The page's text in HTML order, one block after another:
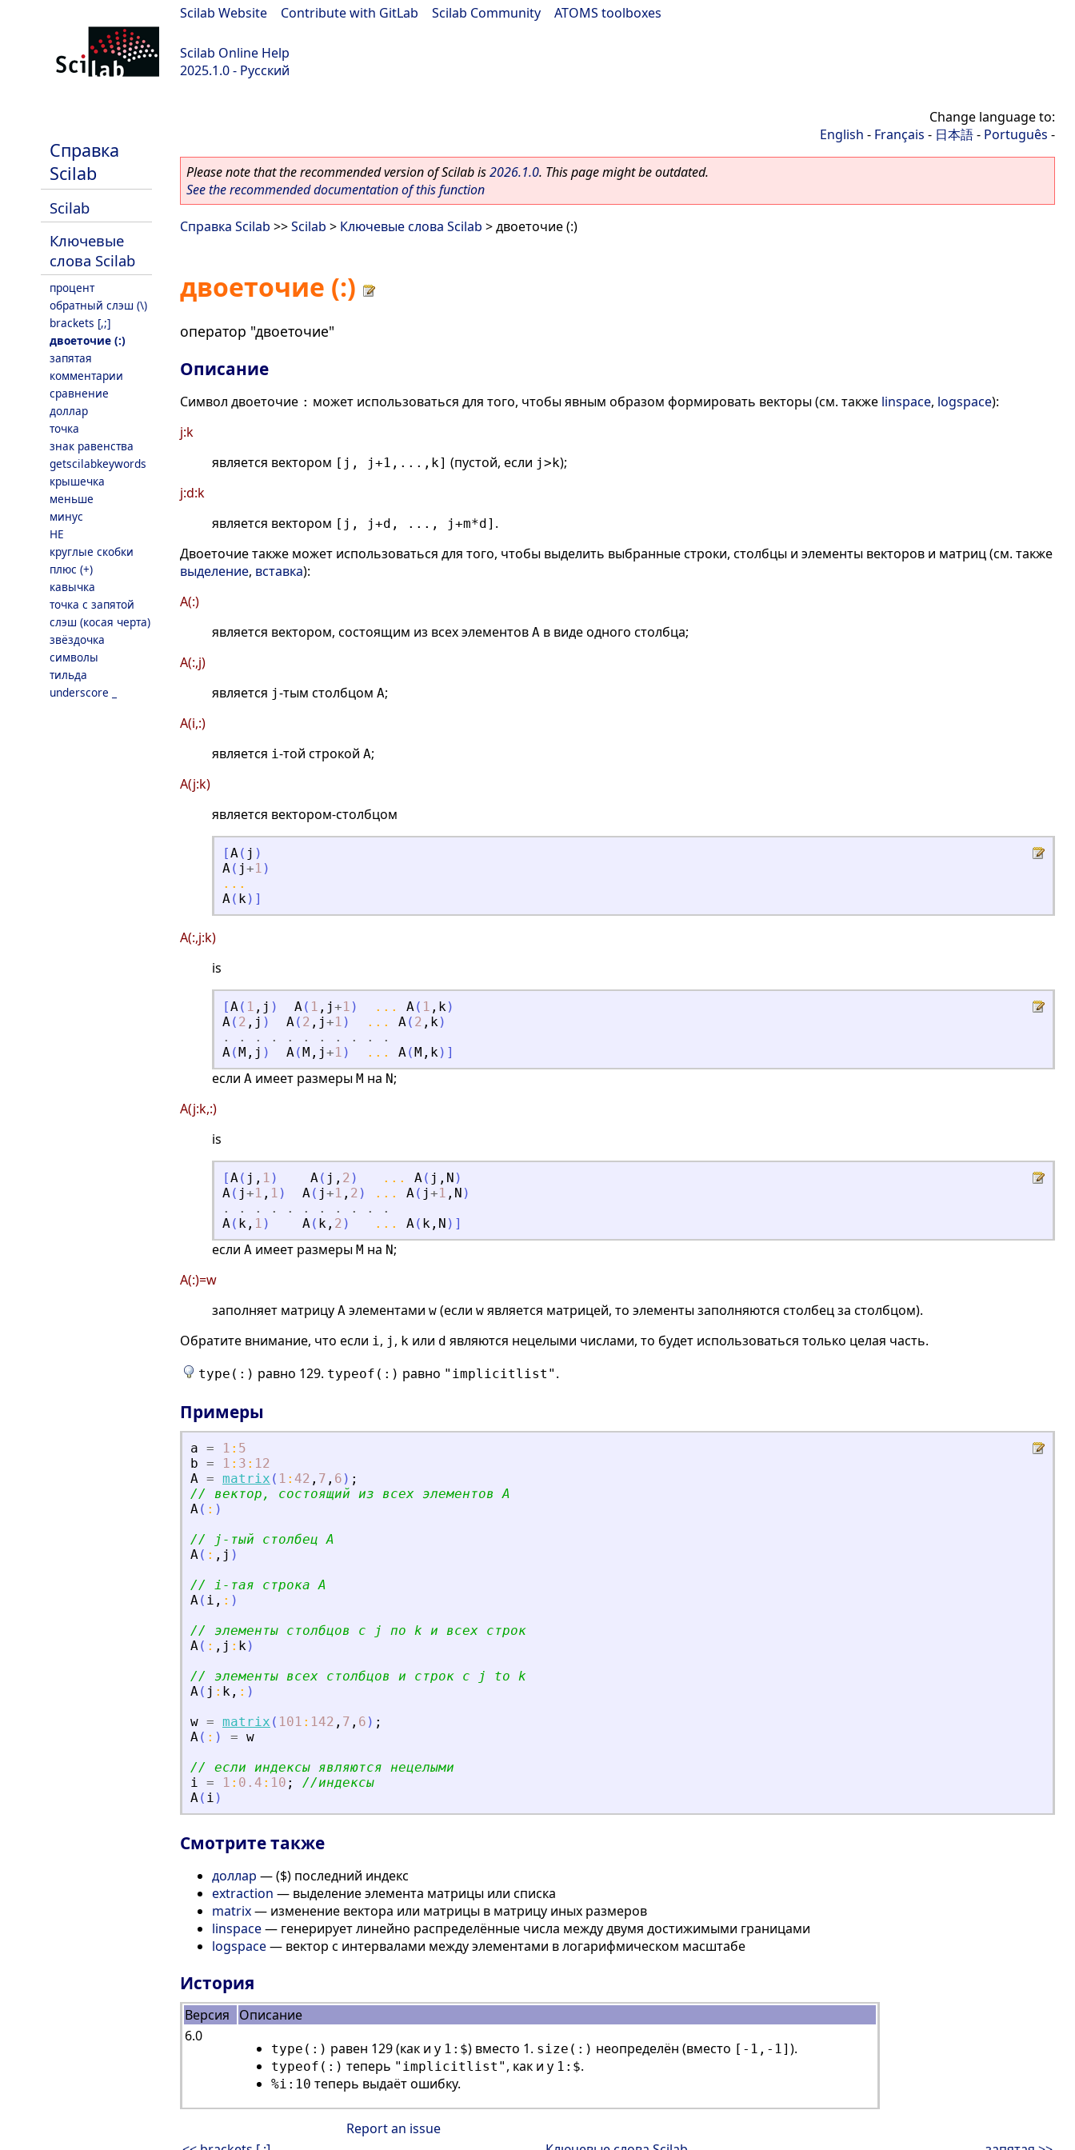
Scilab Website Contribute with GitLab Scilab Community ATOMS toolboxes
Scilab Online Help
2025.1.0 - Русский
Справка
Scilab
Scilab
Ключевые
слова Scilab
процент
обратный слэш (\)
brackets [,;]
двоеточие (:)
запятая
комментарии
сравнение
доллар
точка
знак равенства
getscilabkeywords
крышечка
меньше
минус
НЕ
круглые скобки
плюс (+)
кавычка
точка с запятой
слэш (косая черта)
звёздочка
символы
тильда
underscore _
Change language to:
English - Français - 日本語- Português -
Please note that the recommended version of Scilab is2026.1.0. This page might be outdated.
See the recommended documentation of this function
Справка Scilab >>Scilab > Ключевые слова Scilab > двоеточие (:)
двоеточие (:)
оператор "двоеточие"
Описание
Символ двоеточие : может использоваться для того, чтобы явным образом формировать векторы (см. также linspace, logspace):
j:k
является вектором [j, j+1,...,k] (пустой, если j>k);
j:d:k
является вектором [j, j+d, ..., j+m*d] .
Двоеточие также может использоваться для того, чтобы выделить выбранные строки, столбцы и элементы векторов и матриц (см. также
выделение, вставка):
A(:)
является вектором, состоящим из всех элементов A в виде одного столбца;
A(:,j)
является j-тым столбцом A;
A(i,:)
является i -той строкой A;
A(j:k)
является вектором-столбцом
[A ( j )
A ( j+1 )
...
A ( k ) ]
A(:,j:k)
is
[A ( 1 , j ) A ( 1 , j+1 ) ... A ( 1 , k )
A ( 2 , j ) A ( 2 , j+1 ) ... A ( 2 , k )
.
. . . . . . . . .
.
A (M , j ) A (M , j+1 ) ... A (M , k ) ]
если A имеет размеры M на N;
A(j:k,:)
is
[A ( j , 1 ) A ( j , 2 ) ... A ( j , N )
A ( j+1 , 1 ) A ( j+1 , 2 ) ... A ( j+1 , N )
.
. . . . . . . . .
.
A ( k , 1 ) A ( k , 2 ) ... A ( k , N ) ]
если A имеет размеры M на N;
A(:)=w
заполняет матрицу A элементами w (если w является матрицей, то элементы заполняются столбец за столбцом).
Обратите внимание, что если i , j , k или d являются нецелыми числами, то будет использоваться только целая часть.
type(:) равно 129. typeof(:) равно "implicitlist" .
Примеры
a = 1 : 5
b = 1 : 3 : 12
A = matrix ( 1 : 42 , 7 , 6 ) ;
// вектор, состоящий из всех элементов A
A( : )
// j-тый столбец A
A( : , j )
// i-тая строка A
A( i , : )
// элементы столбцов с j по k и всех строк
A( : , j : k)
// элементы всех столбцов и строк с j to k
A( j : k , : )
w = matrix ( 101 : 142 , 7 , 6 ) ;
A( : ) = w
// если индексы являются нецелыми
i = 1 : 0.4 : 10 ;
//индексы
A( i )
Смотрите также
доллар — ($) последний индекс
extraction — выделение элемента матрицы или списка
matrix— изменение вектора или матрицы в матрицу иных размеров
linspace— генерирует линейно распределённые числа между двумя достижимыми границами
logspace— вектор с интервалами между элементами в логарифмическом масштабе
История
Версия
Описание
6.0
type(:) равен 129 (как и у 1:$) вместо 1. size(:) неопределён (вместо [-1,-1] ).
typeof(:) теперь "implicitlist" , как и у 1:$.
%i:10 теперь выдаёт ошибку.
Report an issue